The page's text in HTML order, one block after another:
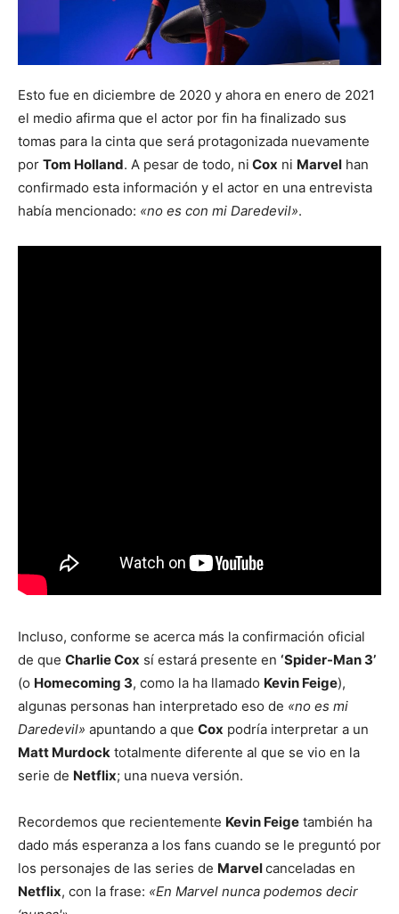
Esto fue en diciembre de 2020 y ahora en enero de 2021
el medio afirma que el actor por fin ha finalizado sus
tomas para la cinta que será protagonizada nuevamente
por Tom Holland. A pesar de todo, ni Cox ni Marvel han
confirmado esta información y el actor en una entrevista
había mencionado: «no es con mi Daredevil».
Incluso, conforme se acerca más la confirmación oficial
de que Charlie Cox sí estará presente en ‘Spider-Man 3’
(o Homecoming 3, como la ha llamado Kevin Feige),
algunas personas han interpretado eso de «no es mi
Daredevil» apuntando a que Cox podría interpretar a un
Matt Murdock totalmente diferente al que se vio en la
serie de Netflix; una nueva versión.
Recordemos que recientemente Kevin Feige también ha
dado más esperanza a los fans cuando se le preguntó por
los personajes de las series de Marvelcanceladas en
Netflix, con la frase: «En Marvel nunca podemos decir